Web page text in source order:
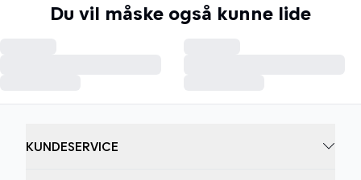
Du vil måske også kunne lide
KUNDESERVICE